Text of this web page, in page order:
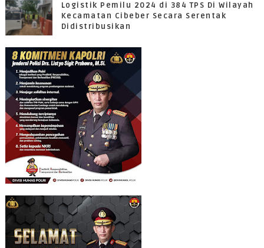
Logistik Pemilu 2024 di 384 TPS Di Wilayah
Kecamatan Cibeber Secara Serentak
Didistribusikan